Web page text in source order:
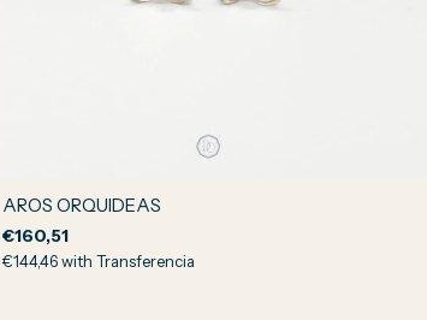
AROS ORQUIDEAS
€160,51
€144,46with Transferencia